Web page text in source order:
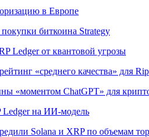
в Европе
биткоина Strategy
Ledger от квантовой угрозы
«среднего качества» для
«моментом ChatGPT» для
Ledger на ИИ-модель
Solana и XRP по объемам